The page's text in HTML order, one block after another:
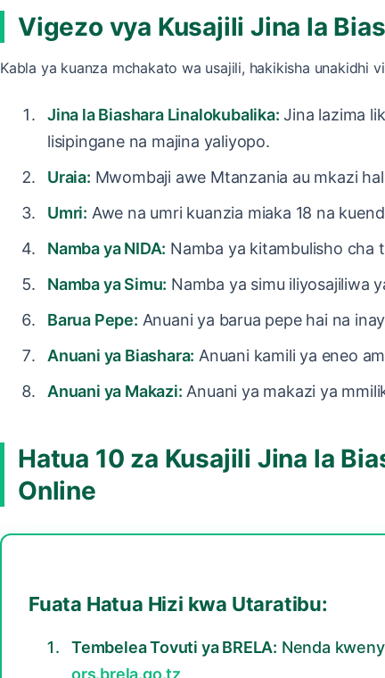
Vigezo vya Kusajili Jina la
Kabla ya kuanza mchakato wa usajili, hakikisha unakidhi
Jina la Biashara Linalokubalika: Jina lazima
lisipingane na majina yaliyopo.
Uraia: Mwombaji awe Mtanzania au mkazi
Umri: Awe na umri kuanzia miaka 18 na
Namba ya NIDA: Namba ya kitambulisho cha
Namba ya Simu: Namba ya simu iliyosajiliwa
Barua Pepe: Anuani ya barua pepe hai na
Anuani ya Biashara: Anuani kamili ya eneo
Anuani ya Makazi: Anuani ya makazi ya
Hatua 10 za Kusajili Jina la
Online
Fuata Hatua Hizi kwa Utaratibu:
Tembelea Tovuti ya BRELA: Nenda
ors.brela.go.tz